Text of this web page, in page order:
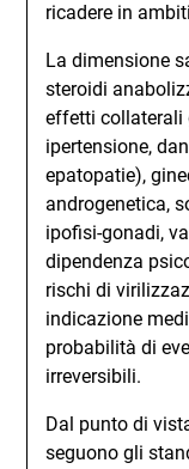
ricadere in
La dimensione
steroidi
effetti collaterali
ipertensione,
epatopatie),
androgenetica,
ipofisi-gonadi,
dipendenza
rischi di
indicazione
probabilità di
irreversibili.
Dal punto di
seguono gli